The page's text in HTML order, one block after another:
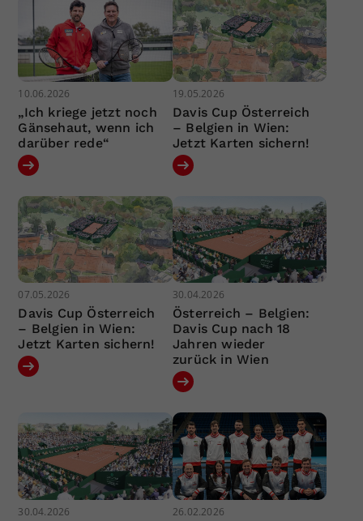
10.06.2026
„Ich kriege jetzt noch
Gänsehaut, wenn ich
darüber rede“
19.05.2026
Davis Cup Österreich
– Belgien in Wien:
Jetzt Karten sichern!
07.05.2026
Davis Cup Österreich
– Belgien in Wien:
Jetzt Karten sichern!
30.04.2026
Österreich – Belgien:
Davis Cup nach 18
Jahren wieder
zurück in Wien
30.04.2026 26.02.2026